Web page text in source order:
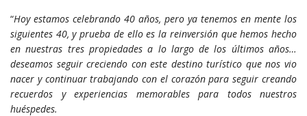
“Hoy estamos celebrando 40 años, pero ya tenemos en mente los
siguientes 40, y prueba de elloes la reinversión que hemos hecho
en nuestras tres propiedades a lo largo de los últimos años…
deseamos seguir creciendo con este destino turístico que nos vio
nacer y continuar trabajando con el corazón para seguir creando
recuerdos y experiencias memorables para todos nuestros
huéspedes.